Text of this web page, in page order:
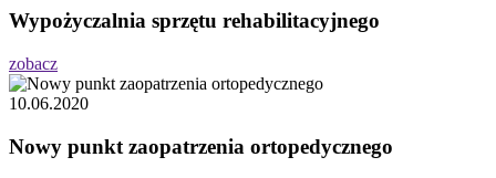
Wypożyczalnia sprzętu rehabilitacyjnego
zobacz
10.06.2020
Nowy punkt zaopatrzenia ortopedycznego